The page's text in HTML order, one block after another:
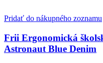
Pridať do nákupného zoznamu
Frii Ergonomická
Astronaut Blue Denim